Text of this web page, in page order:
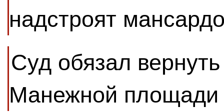
надстроят
Суд обязал
Манежной площади